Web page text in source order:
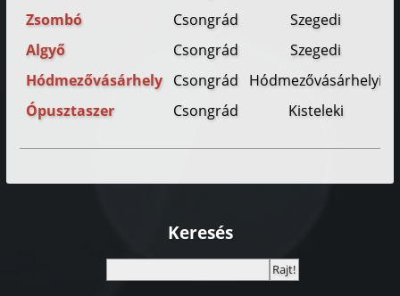
Zsombó Csongrád
Szegedi
Algyő
Csongrád
Szegedi
Hódmezővásárhely Csongrád
Hódmezővásárhelyi
Ópusztaszer
Csongrád Kisteleki
Keresés